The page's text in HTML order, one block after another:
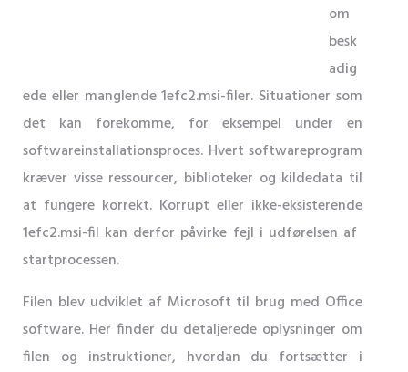
om
besk
adig
ede eller manglende 1efc2.msi-filer. Situationer som
det kan forekomme, for eksempel under en
softwareinstallationsproces. Hvert softwareprogram
kræver visse ressourcer, biblioteker og kildedata til
at fungere korrekt. Korrupt eller ikke-eksisterende
1efc2.msi-fil kan derfor påvirke fejl i udførelsen af ​​
startprocessen.
Filen blev udviklet af Microsoft til brug med Office
software. Her finder du detaljerede oplysninger om
filen og instruktioner, hvordan du fortsætter i